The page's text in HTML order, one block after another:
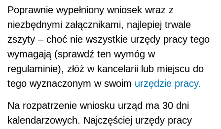
Poprawnie wypełniony wniosek wraz z
niezbędnymi załącznikami, najlepiej trwale
zszyty – choć nie wszystkie urzędy pracy tego
wymagają (sprawdź ten wymóg w
regulaminie), złóż w kancelarii lub miejscu do
tego wyznaczonym w swoim urzędzie pracy.
Na rozpatrzenie wniosku urząd ma 30 dni
kalendarzowych. Najczęściej urzędy pracy